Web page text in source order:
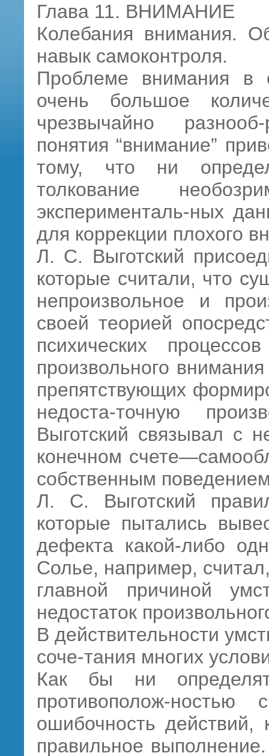
Глава 11. ВНИМАНИЕ
Колебания внимания.
навык самоконтроля.
Проблеме внимания в
очень большое
чрезвычайно
понятия “внимание”
тому, что ни
толкование
эксперименталь-ных
для коррекции плохого
Л. С. Выготский
которые считали, что
непроизвольное и
своей теорией
психических
произвольного
препятствующих
недоста-точную
Выготский связывал с
конечном
собственным
Л. С. Выготский
которые пытались
дефекта какой-либо
Солье, например,
главной причиной
недостаток
В действительности
соче-тания многих
Как бы ни
противополож-ностью
ошибочность действий,
правильное